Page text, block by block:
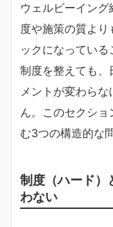
ウェルビーイン
度や施策の質より
ックになっている
制度を整えても、
メントが変わら
ん。このセクシ
む3つの構造的な
制度（ハード）
わない